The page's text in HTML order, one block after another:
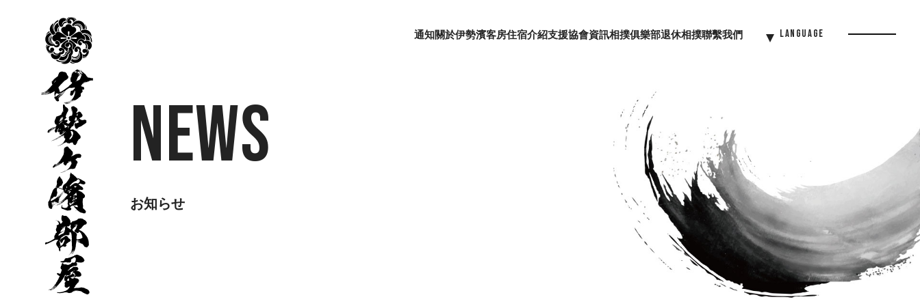
屋
通知關於伊勢濱客房住宿介紹支援協會資訊相撲俱樂部退休相撲聯繫我們 Language
お知らせ
News